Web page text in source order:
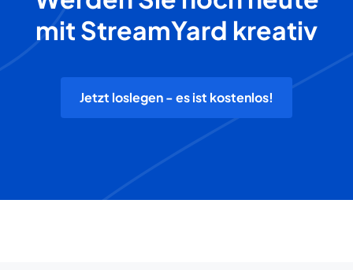
mit StreamYard kreativ
Jetzt loslegen - es ist kostenlos!